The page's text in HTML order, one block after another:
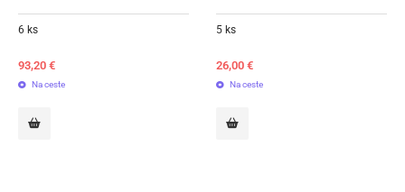
6 ks
93,20 €
Na ceste
5 ks
26,00 €
Na ceste